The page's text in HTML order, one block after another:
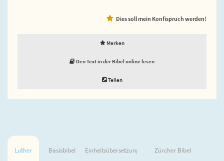
Dies soll mein Konfispruch werden!
Merken
Den Text in der Bibel online lesen
Teilen
Luther Basisbibel Einheitsübersetzung Zürcher Bibel